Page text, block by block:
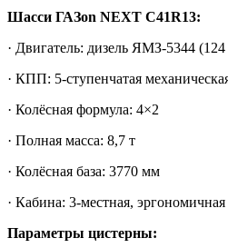
Шасси ГАЗon NEXT C41R13:
· Двигатель: дизель ЯМЗ-5344
· КПП: 5-ступенчатая
· Колёсная формула: 4×2
· Полная масса: 8,7 т
· Колёсная база: 3770 мм
· Кабина: 3-местная, эргономичная
Параметры цистерны: